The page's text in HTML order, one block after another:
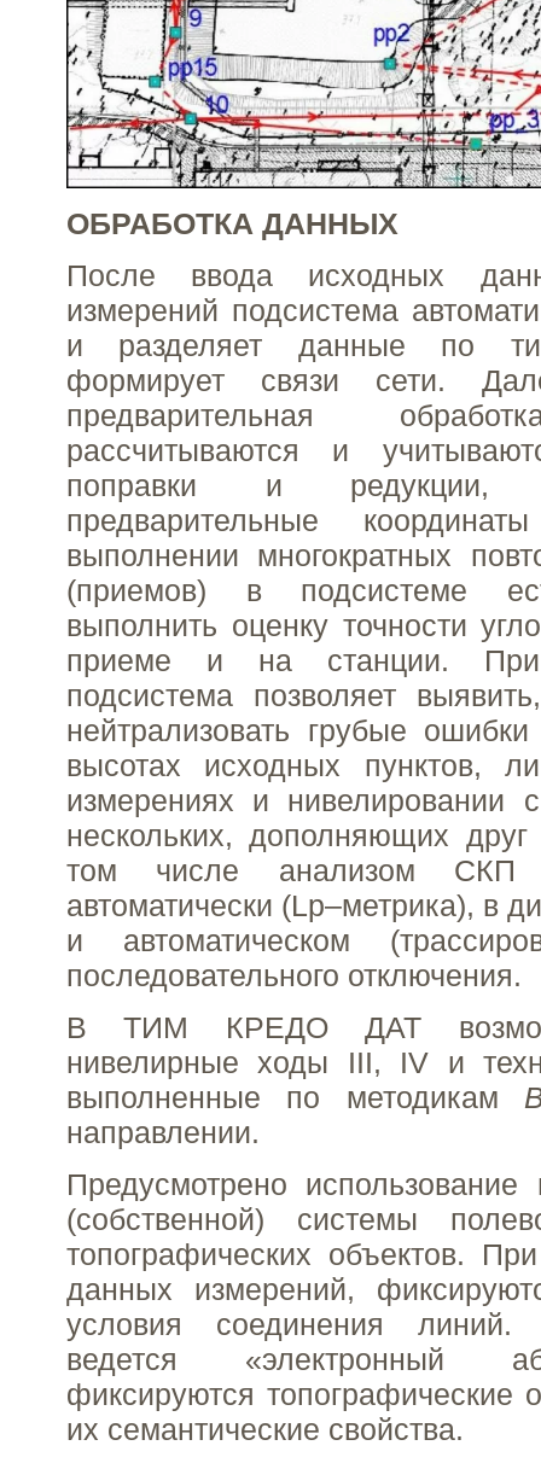
ОБРАБОТКА ДАННЫХ
После ввода исходных
измерений подсистема
и разделяет данные по
формирует связи сети.
предварительная
рассчитываются и
поправки и редукции,
предварительные
выполнении многократных
(приемов) в подсистеме
выполнить оценку точности
приеме и на станции. При
подсистема позволяет
нейтрализовать грубые
высотах исходных пунктов,
измерениях и нивелировании
нескольких, дополняющих
том числе анализом СКП
автоматически (Lp–метрика), в
и автоматическом
последовательного отключения.
В ТИМ КРЕДО ДАТ
нивелирные ходы III, IV и
выполненные по методикам
направлении.
Предусмотрено использование
(собственной) системы
топографических объектов.
данных измерений,
условия соединения линий.
ведется «электронный
фиксируются топографические
их семантические свойства.